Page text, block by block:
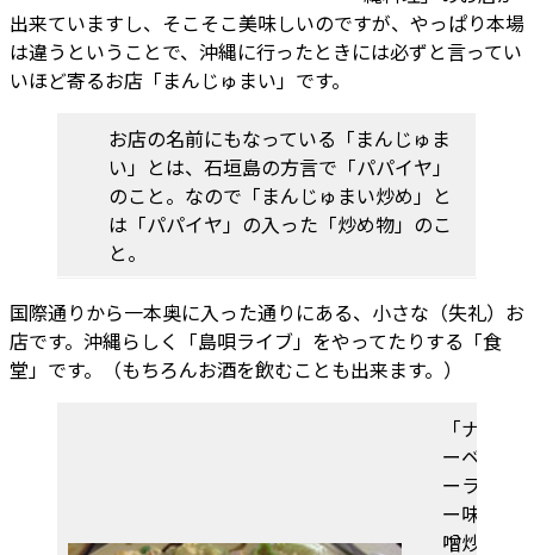
時
出来ていますし、そこそこ美味しいのですが、やっぱり本場
は違うということで、沖縄に行ったときには必ずと言ってい
いほど寄るお店「まんじゅまい」です。
お店の名前にもなっている「まんじゅま
い」とは、石垣島の方言で「パパイヤ」
のこと。なので「まんじゅまい炒め」と
は「パパイヤ」の入った「炒め物」のこ
と。
国際通りから一本奥に入った通りにある、小さな（失礼）お
店です。沖縄らしく「島唄ライブ」をやってたりする「食
堂」です。（もちろんお酒を飲むことも出来ます。）
「ナ
ーベ
ーラ
ー味
噌炒